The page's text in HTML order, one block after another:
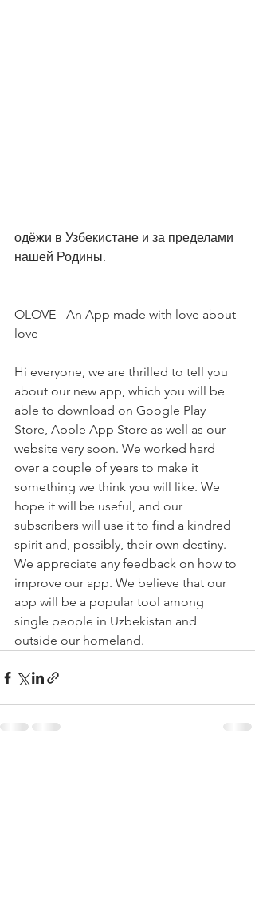
одёжи в Узбекистане и за пределами
нашей Родины.
OLOVE - An App made with love about
love
Hi everyone, we are thrilled to tell you
about our new app, which you will be
able to download on Google Play
Store, Apple App Store as well as our
website very soon. We worked hard
over a couple of years to make it
something we think you will like. We
hope it will be useful, and our
subscribers will use it to find a kindred
spirit and, possibly, their own destiny.
We appreciate any feedback on how to
improve our app. We believe that our
app will be a popular tool among
single people in Uzbekistan and
outside our homeland.